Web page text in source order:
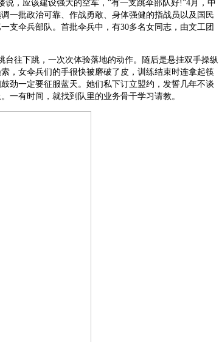
说，应该建设强大的空军，“有一支跳伞部队好!”4月，中
一批政治可靠、作战勇敢、身体强健的指战员以及国民
支伞兵部队。首批伞兵中，有30多名女同志，由文工团
台往下跳，一次次体验落地的动作。随后是悬挂双手操纵
，女伞兵们的手很快被磨破了皮，训练结束时连拿起筷
劲一定要征服蓝天。她们私下订立盟约，发誓几年不谈
一有时间，就找到队里的业务骨干学习请教。